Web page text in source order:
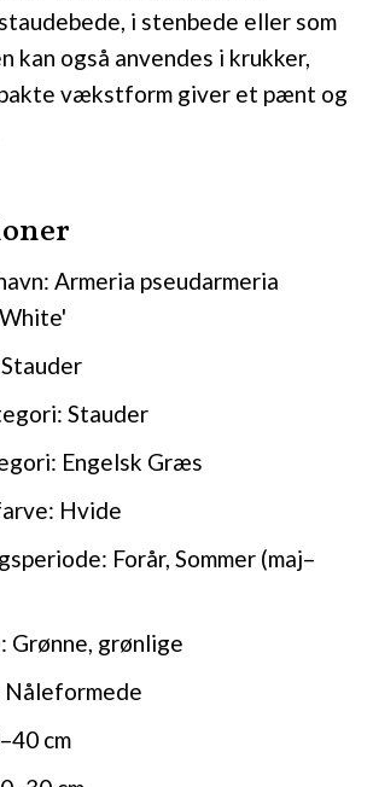
i stenbede eller som
kan også anvendes i krukker,
vækstform giver et pænt og
Armeria pseudarmeria
Stauder
Engelsk Græs
Hvide
Forår, Sommer (maj–
Grønne, grønlige
Nåleformede
cm